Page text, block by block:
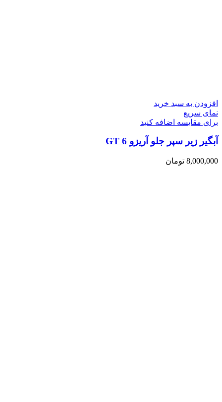
افزودن به سبد خرید
نمای سریع
برای مقایسه اضافه کنید
آبگیر زیر سپر جلو آریزو 6 GT
8,000,000 تومان